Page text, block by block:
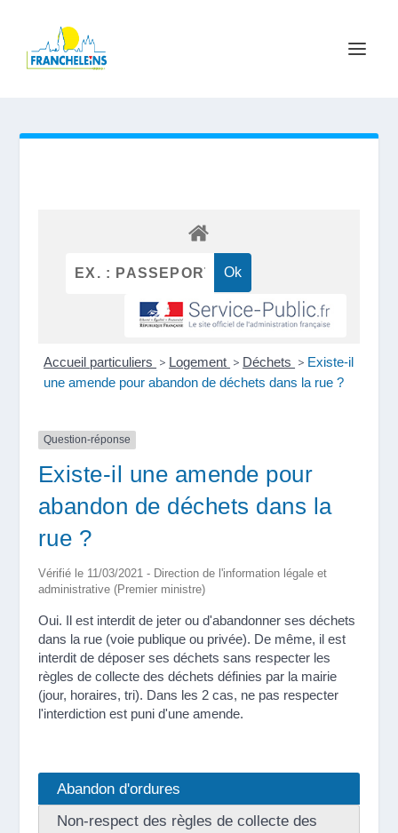
Accueil particuliers > Logement > Déchets > Existe-il
une amende pour abandon de déchets dans la rue ?
Question-réponse
Existe-il une amende pour
abandon de déchets dans la
rue ?
Vérifié le 11/03/2021 - Direction de l'information légale et
administrative (Premier ministre)
Oui. Il est interdit de jeter ou d'abandonner ses déchets
dans la rue (voie publique ou privée). De même, il est
interdit de déposer ses déchets sans respecter les
règles de collecte des déchets définies par la mairie
(jour, horaires, tri). Dans les 2 cas, ne pas respecter
l'interdiction est puni d'une amende.
Abandon d'ordures
Non-respect des règles de collecte des